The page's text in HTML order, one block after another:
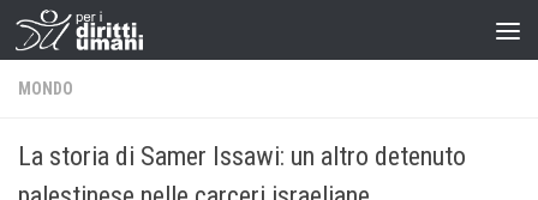
MONDO
La storia di Samer Issawi: un altro detenuto